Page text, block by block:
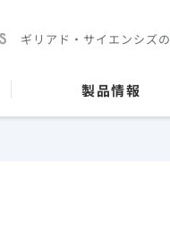
ギリアド・サイエンシズの
製品情報